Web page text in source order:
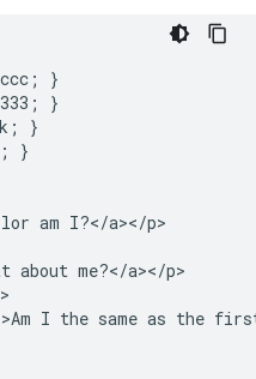
}
}
}
}
am I?</a></p>
about me?</a></p>
I the same as the